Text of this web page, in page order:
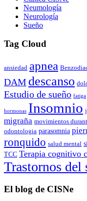
Neumología
Neurología
Sueño
Tag Cloud
ansiedad apnea
DAM descanso
Estudio de sueño fatiga
hormonas Insomnio
migraña movimientos
odontologia parasomnia
ronquido salud mental
TCC Terapia cognitivo
Trastornos del
El blog de CISNe